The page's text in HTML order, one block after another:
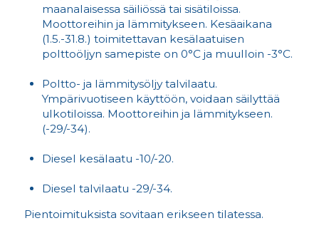
maanalaisessa säiliössä tai sisätiloissa.
Moottoreihin ja lämmitykseen. Kesäaikana
(1.5.-31.8.) toimitettavan kesälaatuisen
polttoöljyn samepiste on 0°C ja muulloin -3°C.
Poltto- ja lämmitysöljy talvilaatu.
Ympärivuotiseen käyttöön, voidaan säilyttää
ulkotiloissa. Moottoreihin ja lämmitykseen.
(-29/-34).
Diesel kesälaatu -10/-20.
Diesel talvilaatu -29/-34.
Pientoimituksista sovitaan erikseen tilatessa.